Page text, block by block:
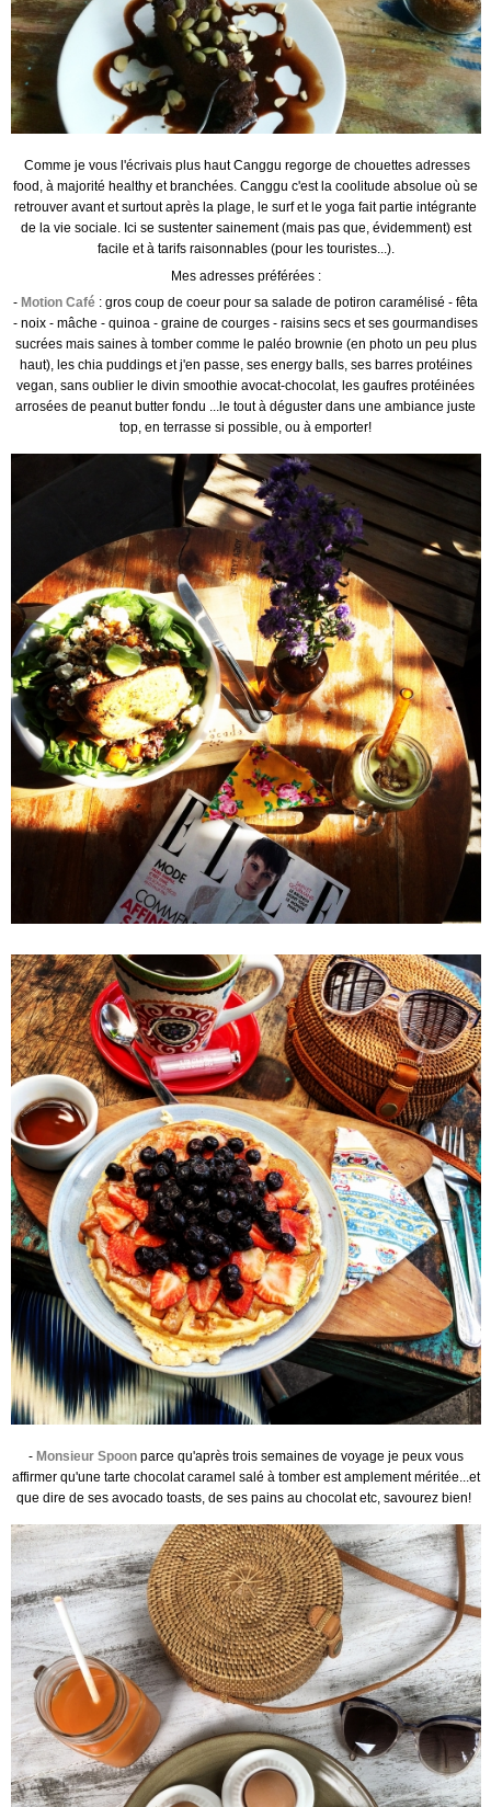
Comme je vous l'écrivais plus haut Canggu regorge de chouettes adresses
food, à majorité healthy et branchées. Canggu c'est la coolitude absolue où se
retrouver avant et surtout après la plage, le surf et le yoga fait partie intégrante
de la vie sociale. Ici se sustenter sainement (mais pas que, évidemment) est
facile et à tarifs raisonnables (pour les touristes...).
Mes adresses préférées :
- Motion Café : gros coup de coeur pour sa salade de potiron caramélisé - fêta
- noix - mâche - quinoa - graine de courges - raisins secs et ses gourmandises
sucrées mais saines à tomber comme le paléo brownie (en photo un peu plus
haut), les chia puddings et j'en passe, ses energy balls, ses barres protéines
vegan, sans oublier le divin smoothie avocat-chocolat, les gaufres protéinées
arrosées de peanut butter fondu ...le tout à déguster dans une ambiance juste
top, en terrasse si possible, ou à emporter!
- Monsieur Spoonparce qu'après trois semaines de voyage je peux vous
affirmer qu'une tarte chocolat caramel salé à tomber est amplement méritée...et
que dire de ses avocado toasts, de ses pains au chocolat etc, savourez bien!